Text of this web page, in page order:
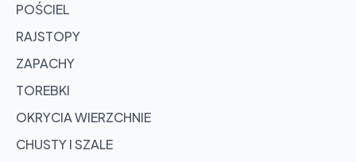
POŚCIEL
RAJSTOPY
ZAPACHY
TOREBKI
OKRYCIA WIERZCHNIE
CHUSTY I SZALE